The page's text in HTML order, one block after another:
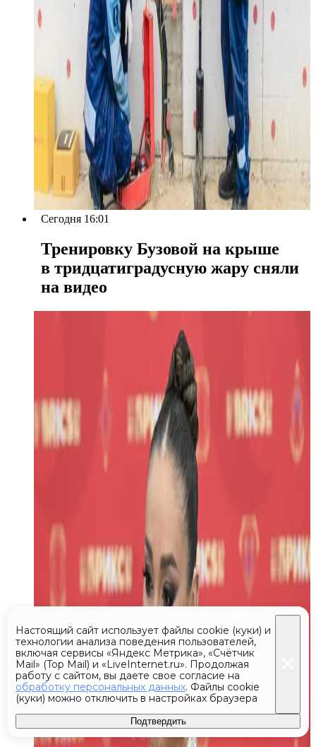
Сегодня 16:01
Тренировку Бузовой на крыше
в тридцатиградусную жару сняли
на видео
Настоящий сайт использует файлы cookie (куки) и
технологии анализа поведения пользователей,
включая сервисы «Яндекс Метрика», «Счётчик
Mail» (Top Mail) и «LiveInternet.ru». Продолжая
работу с сайтом, вы даете свое согласие на
обработку персональных данных. Файлы cookie
(куки) можно отключить в настройках браузера
Подтвердить